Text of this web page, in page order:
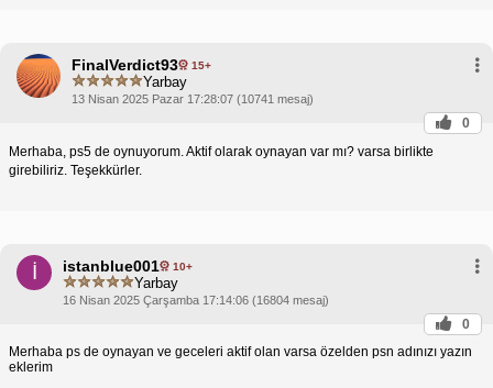
FinalVerdict93 15+
Yarbay
13 Nisan 2025 Pazar 17:28:07 (10741 mesaj)
0
Merhaba, ps5 de oynuyorum. Aktif olarak oynayan var mı? varsa birlikte
girebiliriz. Teşekkürler.
İ istanblue001 10+
Yarbay
16 Nisan 2025 Çarşamba 17:14:06 (16804 mesaj)
0
Merhaba ps de oynayan ve geceleri aktif olan varsa özelden psn adınızı yazın
eklerim